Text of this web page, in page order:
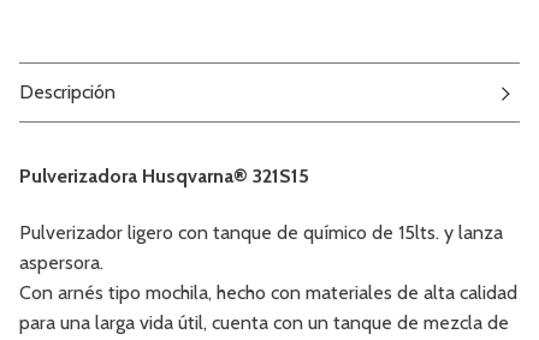
Descripción
Pulverizadora Husqvarna® 321S15
Pulverizador ligero con tanque de químico de 15lts. y lanza
aspersora.
Con arnés tipo mochila, hecho con materiales de alta calidad
para una larga vida útil, cuenta con un tanque de mezcla de